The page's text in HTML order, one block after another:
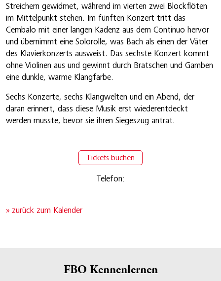
Streichern gewidmet, während im vierten zwei Blockflöten
im Mittelpunkt stehen. Im fünften Konzert tritt das
Cembalo mit einer langen Kadenz aus dem Continuo hervor
und übernimmt eine Solorolle, was Bach als einen der Väter
des Klavierkonzerts ausweist. Das sechste Konzert kommt
ohne Violinen aus und gewinnt durch Bratschen und Gamben
eine dunkle, warme Klangfarbe.
Sechs Konzerte, sechs Klangwelten und ein Abend, der
daran erinnert, dass diese Musik erst wiederentdeckt
werden musste, bevor sie ihren Siegeszug antrat.
Tickets buchen
Telefon:
» zurück zum Kalender
FBO Kennenlernen